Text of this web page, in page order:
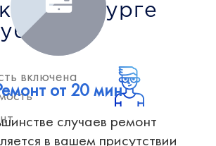
включена
от 20 мин
случаев ремонт
в вашем присутствии